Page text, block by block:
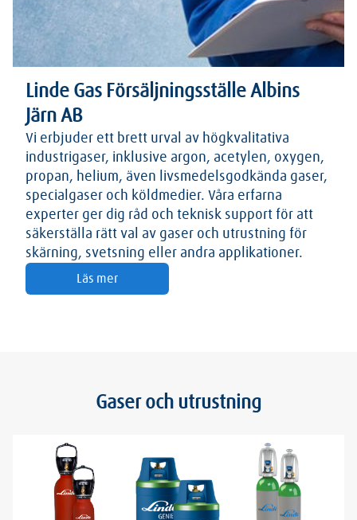
Linde Gas Försäljningsställe Albins
Järn AB
Vi erbjuder ett brett urval av högkvalitativa
industrigaser, inklusive argon, acetylen, oxygen,
propan, helium, även livsmedelsgodkända gaser,
specialgaser och köldmedier. Våra erfarna
experter ger dig råd och teknisk support för att
säkerställa rätt val av gaser och utrustning för
skärning, svetsning eller andra applikationer.
Läs mer
Gaser och utrustning